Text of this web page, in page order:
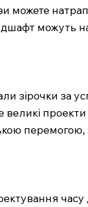
можете
можуть
зірочки за
перемогою,